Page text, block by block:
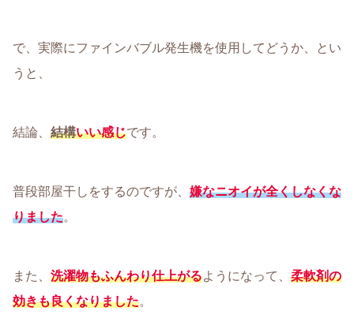
で、実際にファインバブル発生機を使用してどうか、とい
うと、
結論、 結構いい感じです。
普段部屋干しをするのですが、 嫌なニオイが全くしなくな
りました。
また、 洗濯物もふんわり仕上がるようになって、 柔軟剤の
効きも良くなりました。